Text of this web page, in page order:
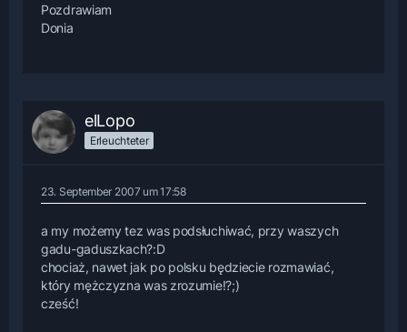
Pozdrawiam
Donia
elLopo
Erleuchteter
23. September 2007 um 17:58
a my możemy tez was podsłuchiwać, przy waszych
gadu-gaduszkach?:D
chociaż, nawet jak po polsku będziecie rozmawiać,
który mężczyzna was zrozumie!?;)
cześć!